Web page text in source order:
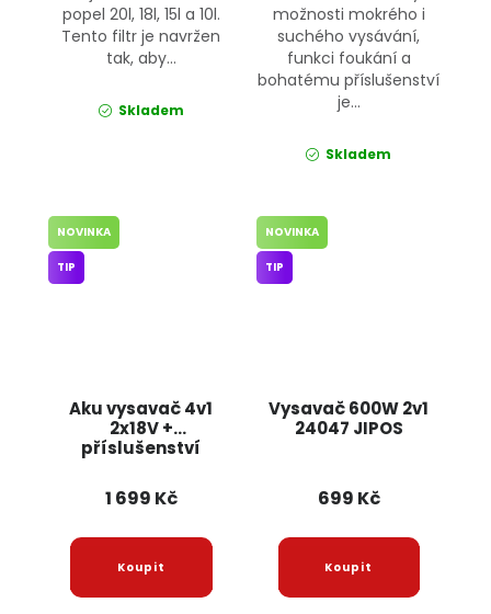
popel 20l, 18l, 15l a 10l.
Tento filtr je navržen
tak, aby...
Skladem
možnosti mokrého i
suchého vysávání,
funkci foukání a
bohatému příslušenství
je...
Skladem
Aku vysavač 4v1
2x18V +
příslušenství
NOVINKA
TIP
1 699 Kč
Vysavač 600W 2v1
24047 JIPOS
NOVINKA
TIP
699 Kč